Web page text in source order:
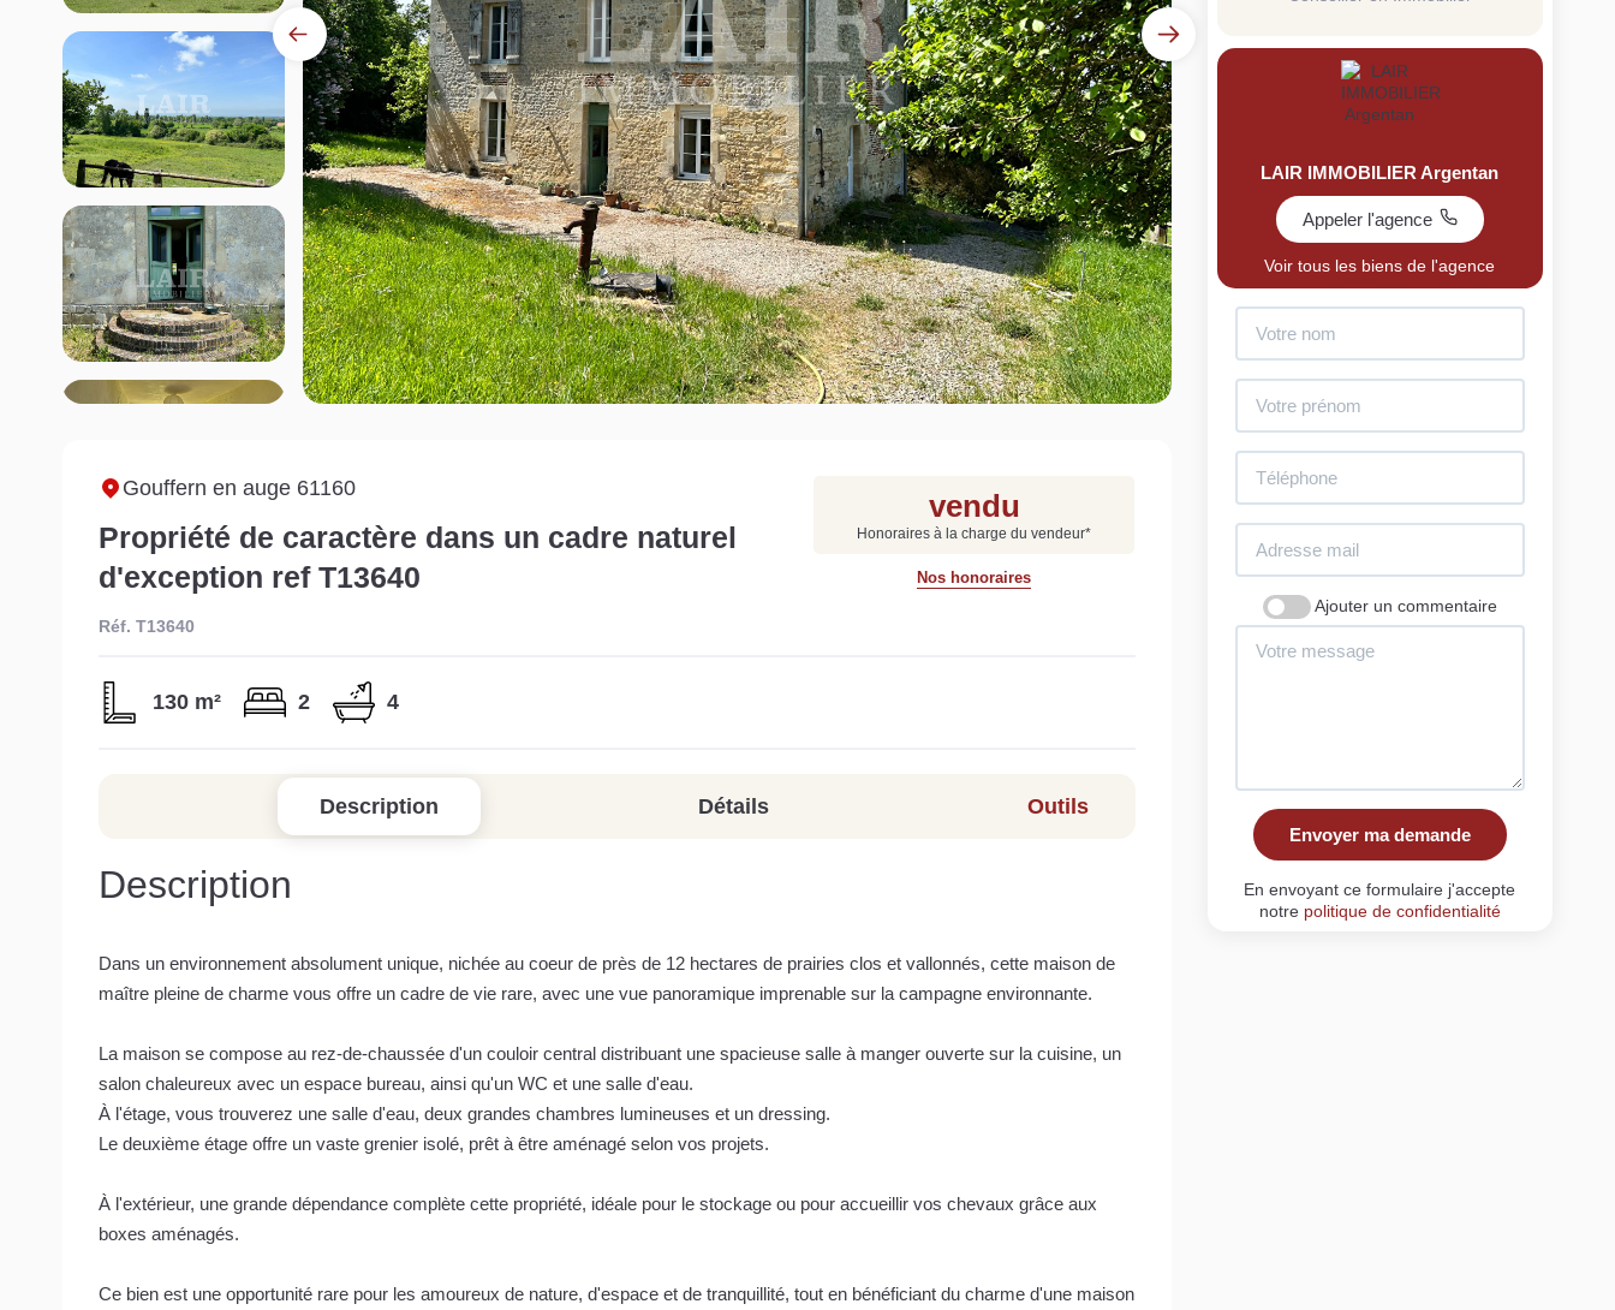
Gratuit
Estimez votre bien en ligne.
Rapide et gratuit, recevez votre estimation en
quelques clics.
Estimer mon bien maintenant
Gouffern en auge 61160
Propriété de caractère dans un cadre naturel
d'exception ref T13640
Réf. T13640
vendu
Honoraires à la charge du vendeur*
Nos honoraires
130 m² 2 4
Description Détails Outils
Description
Dans un environnement absolument unique, nichée au coeur de près de 12 hectares de prairies clos et vallonnés, cette maison de
maître pleine de charme vous offre un cadre de vie rare, avec une vue panoramique imprenable sur la campagne environnante.
La maison se compose au rez-de-chaussée d'un couloir central distribuant une spacieuse salle à manger ouverte sur la cuisine, un
salon chaleureux avec un espace bureau, ainsi qu'un WC et une salle d'eau.
À l'étage, vous trouverez une salle d'eau, deux grandes chambres lumineuses et un dressing.
Le deuxième étage offre un vaste grenier isolé, prêt à être aménagé selon vos projets.
À l'extérieur, une grande dépendance complète cette propriété, idéale pour le stockage ou pour accueillir vos chevaux grâce aux
boxes aménagés.
Ce bien est une opportunité rare pour les amoureux de nature, d'espace et de tranquillité, tout en bénéficiant du charme d'une maison
LAIR IMMOBILIER Argentan
Appeler l'agence
Voir tous les biens de l'agence
Ajouter un commentaire
Envoyer ma demande
En envoyant ce formulaire j'accepte
notre politique de confidentialité